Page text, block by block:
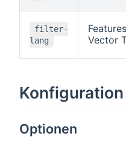
filter-
lang
Vector
Konfiguration
Optionen